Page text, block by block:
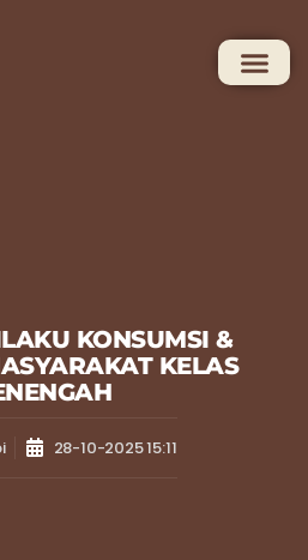
KONSUMSI &
KELAS
28-10-2025 15:11